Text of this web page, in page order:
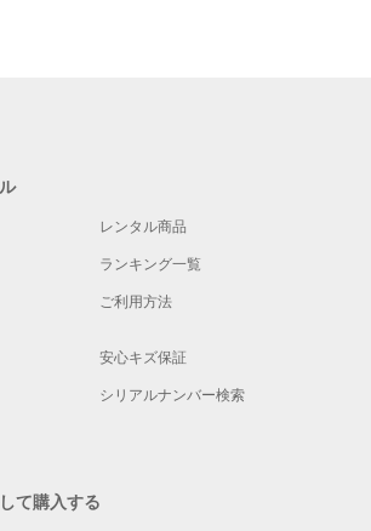
レンタル商品
ランキング一覧
ご利用方法
安心キズ保証
シリアルナンバー検索
て購入する